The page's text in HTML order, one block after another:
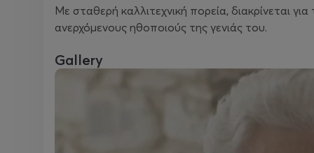
Με σταθερή καλλιτεχνική πορεία, διακρίνεται
ανερχόμενους ηθοποιούς της γενιάς του.
Gallery